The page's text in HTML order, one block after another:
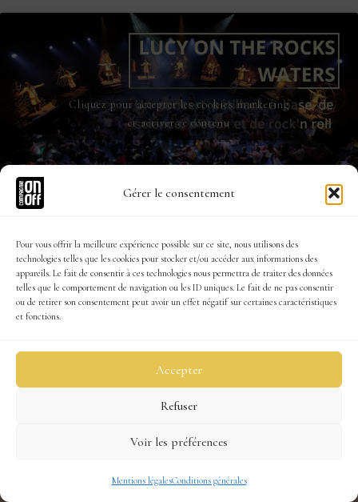
Gérer le consentement
Pour vous offrir la meilleure expérience possible sur ce site, nous utilisons des
technologies telles que les cookies pour stocker et/ou accéder aux informations des
appareils. Le fait de consentir à ces technologies nous permettra de traiter des données
telles que le comportement de navigation ou les ID uniques. Le fait de ne pas consentir
ou de retirer son consentement peut avoir un effet négatif sur certaines caractéristiques
et fonctions.
Accepter
Refuser
Voir les préférences
Mentions légalesConditions générales
Cliquez pour accepter les cookies marketing
et activer ce contenu